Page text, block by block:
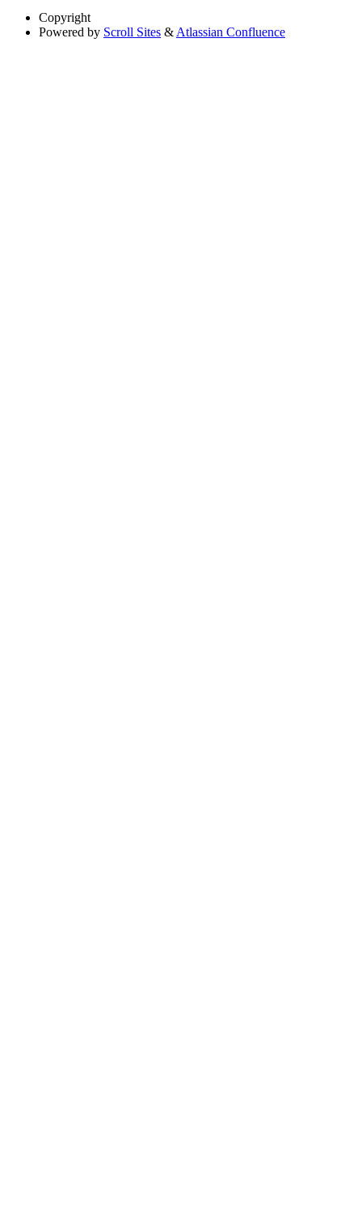
Copyright
Powered by Scroll Sites & Atlassian Confluence